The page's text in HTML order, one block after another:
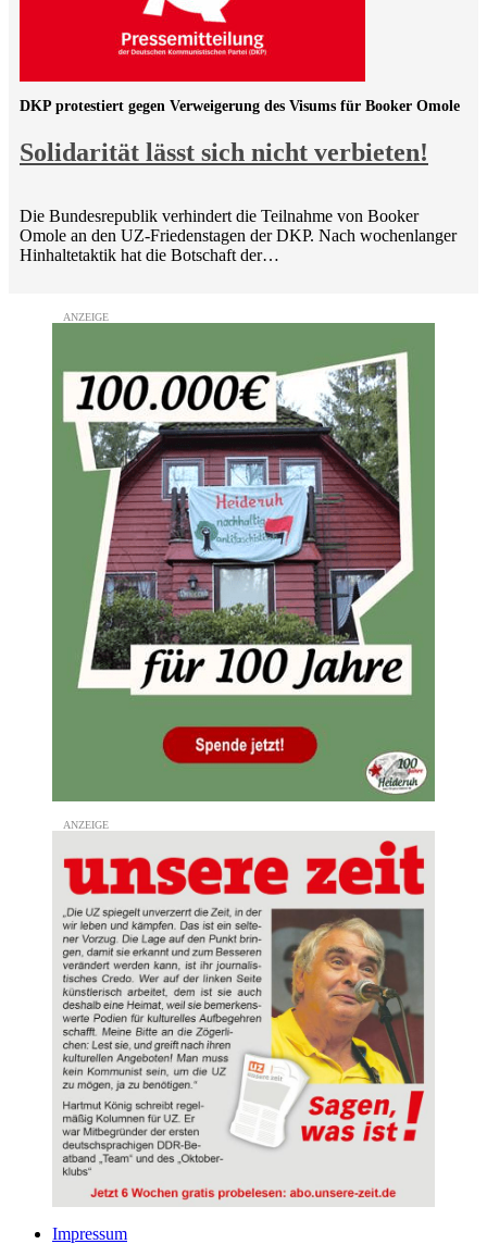
Solidarität lässt sich nicht verbieten!
DKP protestiert gegen Verweigerung des Visums für Booker Omole
Die Bundesrepublik verhindert die Teilnahme von Booker
Omole an den UZ-Friedenstagen der DKP. Nach wochenlanger
Hinhaltetaktik hat die Botschaft der…
Impressum